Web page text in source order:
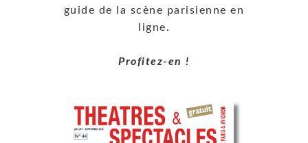
guide de la scène parisienne en
ligne.
Profitez-en !